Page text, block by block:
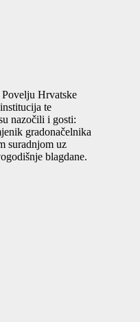
Hrvatske
te
nazočili i gosti:
gradonačelnika
suradnjom uz
blagdane.